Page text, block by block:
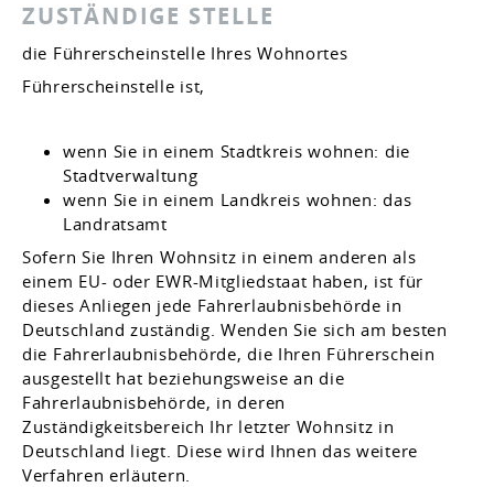
ZUSTÄNDIGE STELLE
die Führerscheinstelle Ihres Wohnortes
Führerscheinstelle ist,
wenn Sie in einem Stadtkreis wohnen: die
Stadtverwaltung
wenn Sie in einem Landkreis wohnen: das
Landratsamt
Sofern Sie Ihren Wohnsitz in einem anderen als
einem EU- oder EWR-Mitgliedstaat haben, ist für
dieses Anliegen jede Fahrerlaubnisbehörde in
Deutschland zuständig. Wenden Sie sich am besten
die Fahrerlaubnisbehörde, die Ihren Führerschein
ausgestellt hat beziehungsweise an die
Fahrerlaubnisbehörde, in deren
Zuständigkeitsbereich Ihr letzter Wohnsitz in
Deutschland liegt. Diese wird Ihnen das weitere
Verfahren erläutern.